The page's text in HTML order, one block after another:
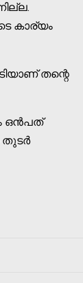
കാര്യം
തന്റെ
ഒന്‍പത്
തുടര്‍